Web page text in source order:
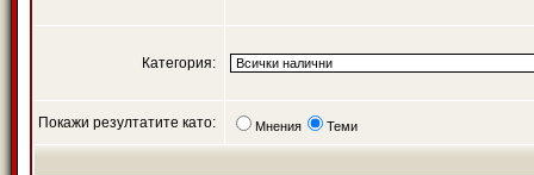
Категория:
Покажи резултатите като: Мнения Теми